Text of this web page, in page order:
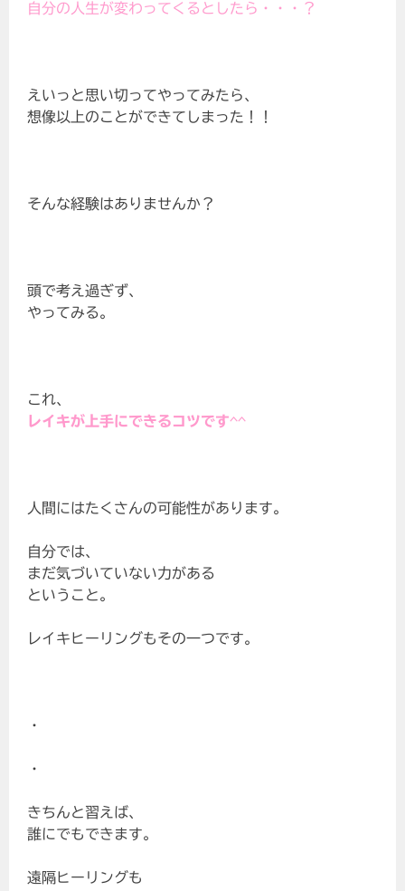
自分の人生が変わってくるとしたら・・・？
えいっと思い切ってやってみたら、
想像以上のことができてしまった！！
そんな経験はありませんか？
頭で考え過ぎず、
やってみる。
これ、
レイキが上手にできるコツです^^
人間にはたくさんの可能性があります。
自分では、
まだ気づいていない力がある
ということ。
レイキヒーリングもその一つです。
・
・
きちんと習えば、
誰にでもできます。
遠隔ヒーリングも